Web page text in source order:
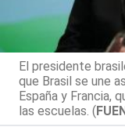
El presidente
que Brasil se une
España y Francia,
las escuelas. (